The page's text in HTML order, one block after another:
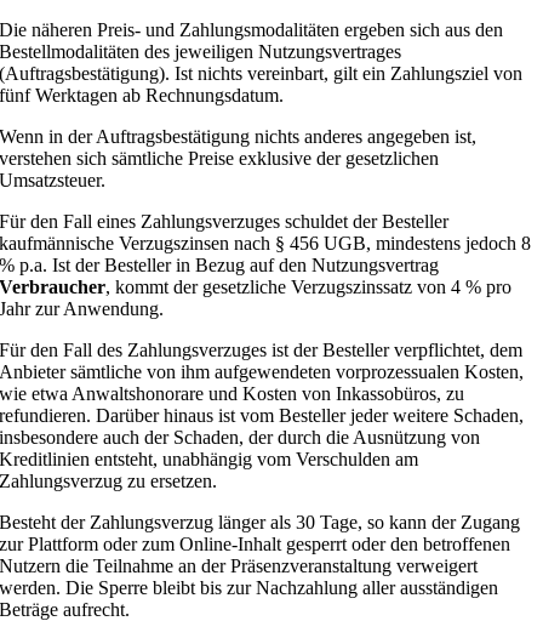
Die näheren Preis- und Zahlungsmodalitäten ergeben sich aus den
Bestellmodalitäten des jeweiligen Nutzungsvertrages
(Auftragsbestätigung). Ist nichts vereinbart, gilt ein Zahlungsziel von
fünf Werktagen ab Rechnungsdatum.
Wenn in der Auftragsbestätigung nichts anderes angegeben ist,
verstehen sich sämtliche Preise exklusive der gesetzlichen
Umsatzsteuer.
Für den Fall eines Zahlungsverzuges schuldet der Besteller
kaufmännische Verzugszinsen nach § 456 UGB, mindestens jedoch 8
% p.a. Ist der Besteller in Bezug auf den Nutzungsvertrag
Verbraucher, kommt der gesetzliche Verzugszinssatz von 4 % pro
Jahr zur Anwendung.
Für den Fall des Zahlungsverzuges ist der Besteller verpflichtet, dem
Anbieter sämtliche von ihm aufgewendeten vorprozessualen Kosten,
wie etwa Anwaltshonorare und Kosten von Inkassobüros, zu
refundieren. Darüber hinaus ist vom Besteller jeder weitere Schaden,
insbesondere auch der Schaden, der durch die Ausnützung von
Kreditlinien entsteht, unabhängig vom Verschulden am
Zahlungsverzug zu ersetzen.
Besteht der Zahlungsverzug länger als 30 Tage, so kann der Zugang
zur Plattform oder zum Online-Inhalt gesperrt oder den betroffenen
Nutzern die Teilnahme an der Präsenzveranstaltung verweigert
werden. Die Sperre bleibt bis zur Nachzahlung aller ausständigen
Beträge aufrecht.